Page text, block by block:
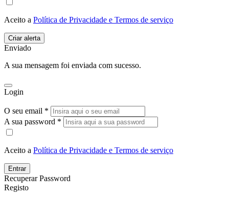
Aceito a Política de Privacidade e Termos de serviço
Enviado
A sua mensagem foi enviada com sucesso.
Login
O seu email *
A sua password *
Aceito a Política de Privacidade e Termos de serviço
Entrar
Recuperar Password
Registo